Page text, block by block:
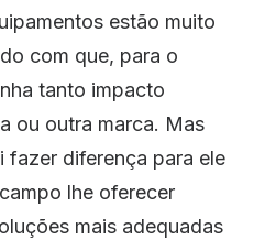
estão muito
com que, para o
tanto impacto
ou outra marca. Mas
fazer diferença para ele
lhe oferecer
mais adequadas